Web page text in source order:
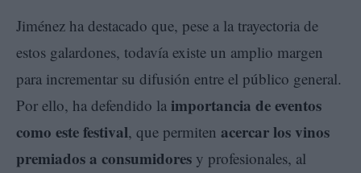
Jiménez ha destacado que, pese a la trayectoria de
estos galardones, todavía existe un amplio margen
para incrementar su difusión entre el público general.
Por ello, ha defendido la importancia de eventos
como este festival, que permiten acercar los vinos
premiados a consumidores y profesionales, al